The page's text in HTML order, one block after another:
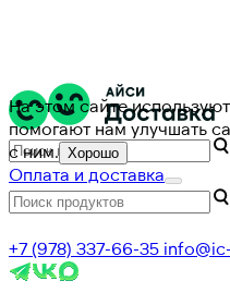
На этом сайте
помогают нам улучшать
с ним. Хорошо
Оплата и доставка
+7 (978) 337-66-35